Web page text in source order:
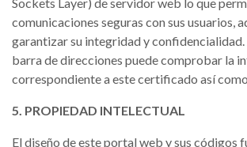
comunicaciones seguras con sus usuarios,
garantizar su integridad y confidencialidad.
barra de direcciones puede comprobar la
correspondiente a este certificado así
5. PROPIEDAD INTELECTUAL
El diseño de este portal web y sus códigos